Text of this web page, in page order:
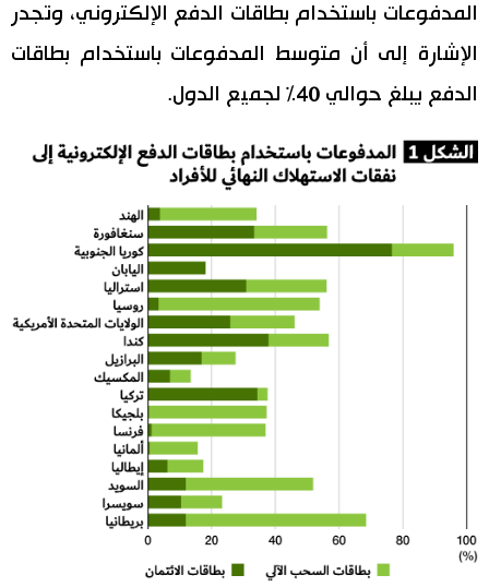
المدفوعات باستخدام بطاقات الدفع الإلكتروني، وتجدر
الإشارة إلى أن متوسط المدفوعات باستخدام بطاقات
الدفع يبلغ حوالي 40% لجميع الدول.